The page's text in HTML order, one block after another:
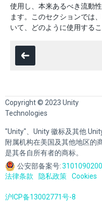
使用し、本来あるべき流動
ます。このセクションでは
いて、どのように使用する
Copyright © 2023 Unity
Technologies
"Unity"、Unity 徽标及其他
附属机构在美国及其他地区的
是其各自所有者的商标。
公安部备案号:
法律条款
隐私政策 Cookies
沪ICP备13002771号-8